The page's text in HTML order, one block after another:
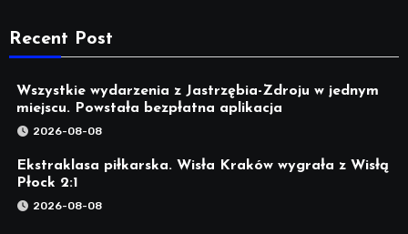
Recent Post
Wszystkie wydarzenia z Jastrzębia-Zdroju w jednym
miejscu. Powstała bezpłatna aplikacja
2026-08-08
Ekstraklasa piłkarska. Wisła Kraków wygrała z Wisłą
Płock 2:1
2026-08-08